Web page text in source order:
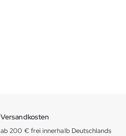
Versandkosten
ab 200 € frei innerhalb Deutschlands